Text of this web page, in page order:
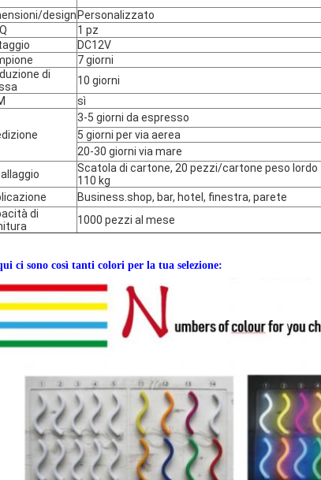
design Personalizzato
1 pz
DC12V
7 giorni
di
10 giorni
sì
3-5 giorni da espresso
5 giorni per via aerea
20-30 giorni via mare
Scatola di cartone, 20 pezzi/cartone peso lordo
110 kg
Business.shop, bar, hotel, finestra, parete
di
1000 pezzi al mese
ci sono così tanti colori per la tua selezione: